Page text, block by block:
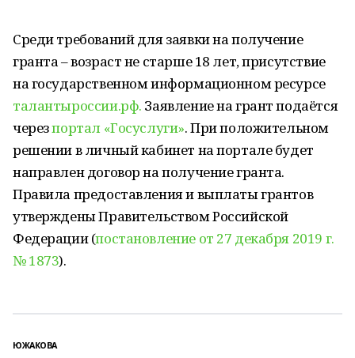
Среди требований для заявки на получение
гранта – возраст не старше 18 лет, присутствие
на государственном информационном ресурсе
талантыроссии.рф. Заявление на грант подаётся
черезпортал «Госуслуги». При положительном
решении в личный кабинет на портале будет
направлен договор на получение гранта.
Правила предоставления и выплаты грантов
утверждены Правительством Российской
Федерации (постановление от 27 декабря 2019 г.
№ 1873).
ЮЖАКОВА